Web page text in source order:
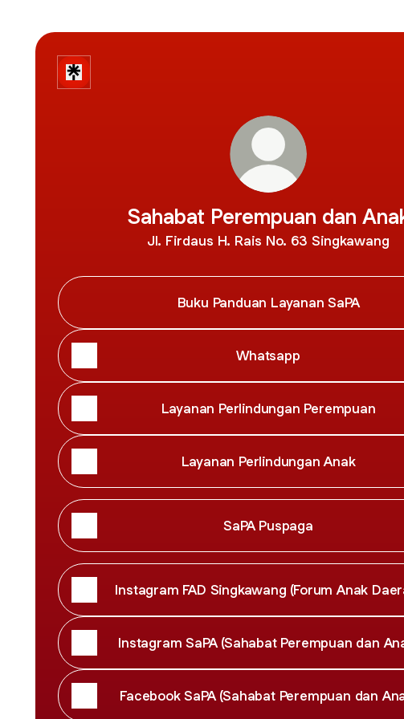
Sahabat Perempuan dan
Jl. Firdaus H. Rais No. 63 Singkawang
Buku Panduan Layanan SaPA
Whatsapp
Layanan Perlindungan Perempuan
Layanan Perlindungan Anak
SaPA Puspaga
Instagram FAD Singkawang (Forum Anak
Instagram SaPA (Sahabat Perempuan dan
Facebook SaPA (Sahabat Perempuan dan